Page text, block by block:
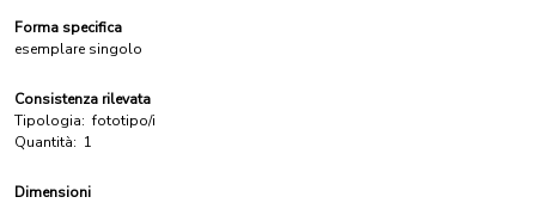
Forma specifica
esemplare singolo
Consistenza rilevata
Tipologia: fototipo/i
Quantità: 1
Dimensioni